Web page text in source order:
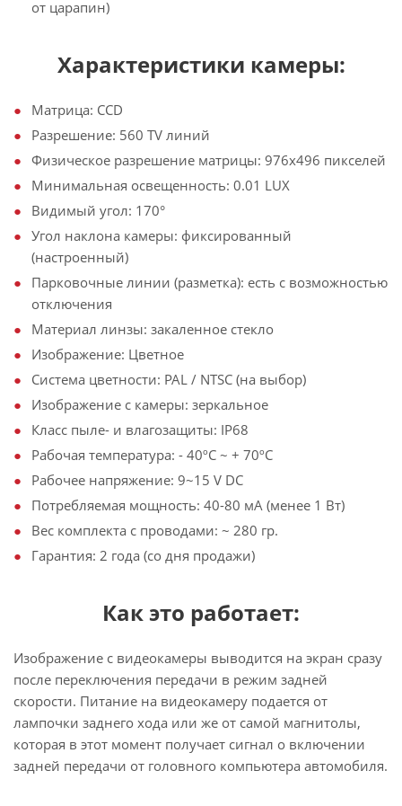
от царапин)
Характеристики камеры:
Матрица: CCD
Разрешение: 560 TV линий
Физическое разрешение матрицы: 976х496 пикселей
Минимальная освещенность: 0.01 LUX
Видимый угол: 170°
Угол наклона камеры: фиксированный
(настроенный)
Парковочные линии (разметка): есть с возможностью
отключения
Материал линзы: закаленное стекло
Изображение: Цветное
Система цветности: PAL / NTSC (на выбор)
Изображение с камеры: зеркальное
Класс пыле- и влагозащиты: IP68
Рабочая температура: - 40ºС ~ + 70ºС
Рабочее напряжение: 9~15 V DC
Потребляемая мощность: 40-80 мА (менее 1 Вт)
Вес комплекта с проводами: ~ 280 гр.
Гарантия: 2 года (со дня продажи)
Как это работает:
Изображение с видеокамеры выводится на экран сразу
после переключения передачи в режим задней
скорости. Питание на видеокамеру подается от
лампочки заднего хода или же от самой магнитолы,
которая в этот момент получает сигнал о включении
задней передачи от головного компьютера автомобиля.